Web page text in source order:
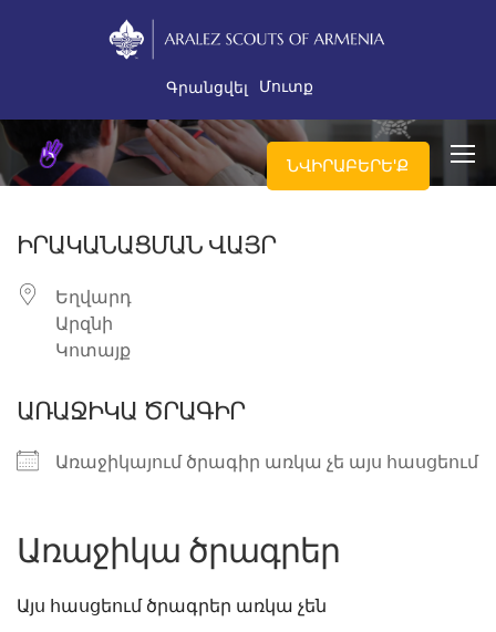
Գրանցվել Մուտք
ՆՎԻՐԱԲԵՐԵ'Ք
ԻՐԱԿԱՆԱՑՄԱՆ ՎԱՅՐ
Եղվարդ
Արզնի
Կոտայք
ԱՌԱՋԻԿԱ ԾՐԱԳԻՐ
Առաջիկայում ծրագիր առկա չե այս հասցեում
Առաջիկա ծրագրեր
Այս հասցեում ծրագրեր առկա չեն